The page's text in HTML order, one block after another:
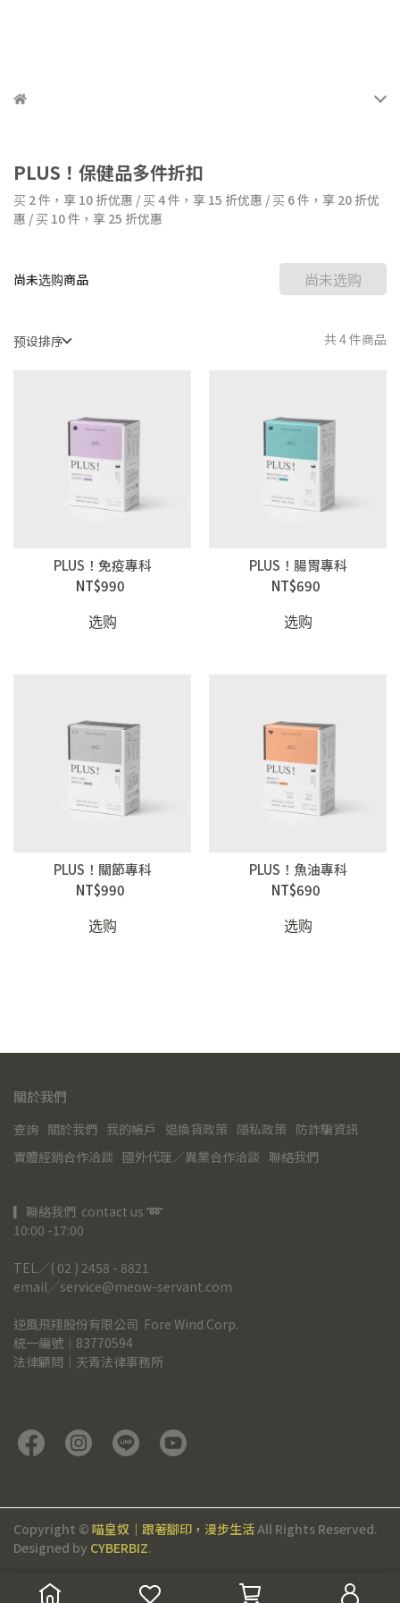
PLUS！保健品多件折扣
买 2 件， 享 10 折优惠 / 买 4 件， 享 15 折优惠 / 买 6 件， 享 20 折优
惠 / 买 10 件， 享 25 折优惠
尚未选购商品 尚未选购
预设排序 共 4 件商品
PLUS！免疫專科
NT$990
选购
PLUS！腸胃專科
NT$690
选购
PLUS！關節專科
NT$990
选购
PLUS！魚油專科
NT$690
选购
關於我們
查詢 關於我們 我的帳戶 退換貨政策 隱私政策 防詐騙資訊
實體經銷合作洽談 國外代理／異業合作洽談 聯絡我們
▎聯絡我們  contact us ➿
10:00 -17:00
TEL╱( 02 ) 2458 - 8821
email╱service@meow-servant.com
逆風飛翔股份有限公司  Fore Wind Corp.
統一編號｜83770594
法律顧問｜天青法律事務所
Copyright © 喵皇奴｜跟著腳印，漫步生活All Rights Reserved.
Designed by CYBERBIZ.